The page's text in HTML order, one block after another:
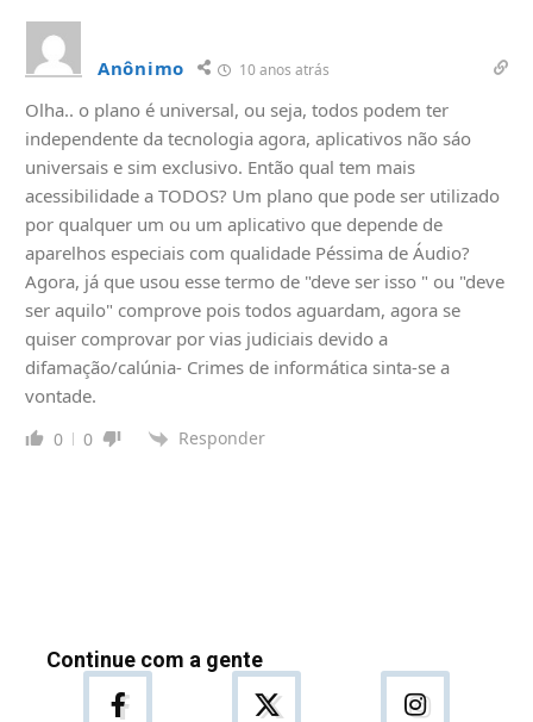
Anônimo 10 anos atrás
Olha.. o plano é universal, ou seja, todos podem ter
independente da tecnologia agora, aplicativos não sáo
universais e sim exclusivo. Então qual tem mais
acessibilidade a TODOS? Um plano que pode ser utilizado
por qualquer um ou um aplicativo que depende de
aparelhos especiais com qualidade Péssima de Áudio?
Agora, já que usou esse termo de "deve ser isso " ou "deve
ser aquilo" comprove pois todos aguardam, agora se
quiser comprovar por vias judiciais devido a
difamação/calúnia- Crimes de informática sinta-se a
vontade.
0 0 Responder
Continue com a gente